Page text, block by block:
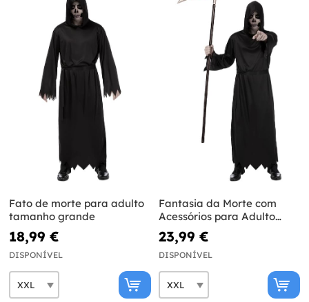
Fato de morte para adulto
tamanho grande
18,99 €
DISPONÍVEL
Fantasia da Morte com
Acessórios para Adulto
Tamanho Grande
23,99 €
DISPONÍVEL